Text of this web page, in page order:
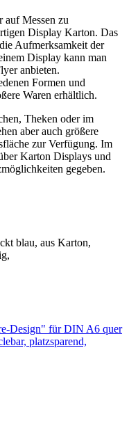
auf Messen zu
Display Karton. Das
Aufmerksamkeit der
Display kann man
anbieten.
Formen und
Waren erhältlich.
Theken oder im
aber auch größere
zur Verfügung. Im
Karton Displays und
gegeben.
blau, aus Karton,
Design" für DIN A6 quer
platzsparend,